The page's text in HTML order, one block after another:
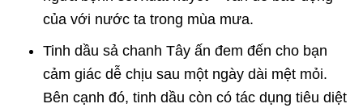
của với nước ta trong mùa mưa.
Tinh dầu sả chanh Tây ấn đem đến cho bạn
cảm giác dễ chịu sau một ngày dài mệt mỏi.
Bên cạnh đó, tinh dầu còn có tác dụng tiêu diệt